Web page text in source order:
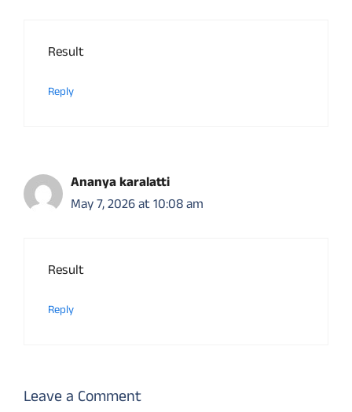
Result
Reply
Ananya karalatti
May 7, 2026 at 10:08 am
Result
Reply
Leave a Comment